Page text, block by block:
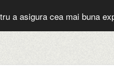
a asigura cea mai buna